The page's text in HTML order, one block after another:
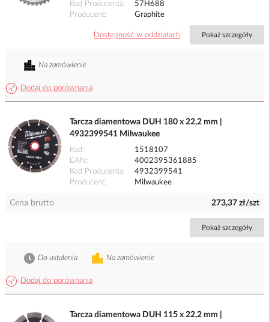
Kod Producenta
57H688
Producent
Graphite
Dostępność w oddziałach Pokaż szczegóły
Dodaj do porównania
Na zamówienie
Tarcza diamentowa DUH 180 x 22,2 mm |
4932399541 Milwaukee
Kod
1518107
EAN
4002395361885
Kod Producenta
4932399541
Producent
Milwaukee
Cena brutto 273,37 zł/szt
Pokaż szczegóły
Dodaj do porównania
Na zamówienie
Do ustalenia
Tarcza diamentowa DUH 115 x 22,2 mm |